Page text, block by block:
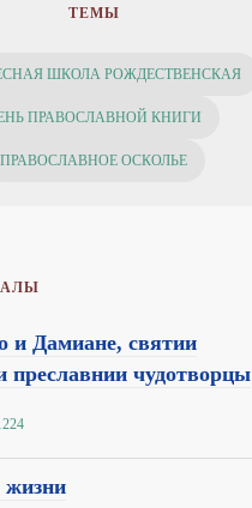
ТЕМЫ
ШКОЛА РОЖДЕСТВЕНСКАЯ
ПРАВОСЛАВНОЙ КНИГИ
ПРАВОСЛАВНОЕ ОСКОЛЬЕ
и Дамиане, святии
преславнии чудотворцы
жизни